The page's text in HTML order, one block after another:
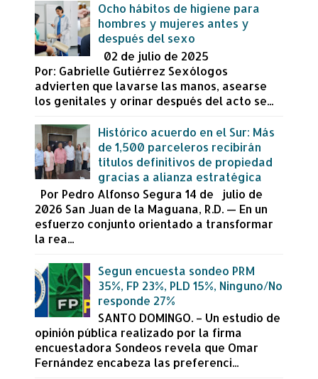
Ocho hábitos de higiene para
hombres y mujeres antes y
después del sexo
02 de julio de 2025
Por: Gabrielle Gutiérrez Sexólogos
advierten que lavarse las manos, asearse
los genitales y orinar después del acto se...
Histórico acuerdo en el Sur: Más
de 1,500 parceleros recibirán
títulos definitivos de propiedad
gracias a alianza estratégica
Por Pedro Alfonso Segura 14 de julio de
2026 San Juan de la Maguana, R.D. — En un
esfuerzo conjunto orientado a transformar
la rea...
Segun encuesta sondeo PRM
35%, FP 23%, PLD 15%, Ninguno/No
responde 27%
SANTO DOMINGO. – Un estudio de
opinión pública realizado por la firma
encuestadora Sondeos revela que Omar
Fernández encabeza las preferenci...